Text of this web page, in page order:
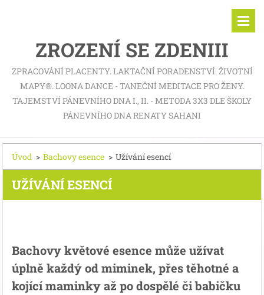
ZROZENÍ SE ZDENIII
ZPRACOVÁNÍ PLACENTY. LAKTAČNÍ PORADENSTVÍ. ŽIVOTNÍ
MAPY®. LOONA DANCE - TANEČNÍ MEDITACE PRO ŽENY.
TAJEMSTVÍ PÁNEVNÍHO DNA I., II. - METODA 3X3 DLE ŠKOLY
PÁNEVNÍHO DNA RENATY SAHANI
Úvod > Bachovy esence > Užívání esencí
UŽÍVÁNÍ ESENCÍ
Bachovy květové esence může užívat
úplně každý od miminek, přes těhotné a
kojící maminky až po dospělé či babičku